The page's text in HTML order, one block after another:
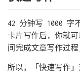
42 分钟写 1000 字
卡片写作后，你就
间完成文章写作过
所以，「快速写作